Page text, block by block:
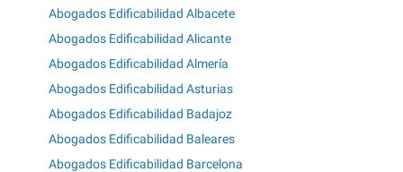
Abogados Edificabilidad Albacete
Abogados Edificabilidad Alicante
Abogados Edificabilidad Almería
Abogados Edificabilidad Asturias
Abogados Edificabilidad Badajoz
Abogados Edificabilidad Baleares
Abogados Edificabilidad Barcelona